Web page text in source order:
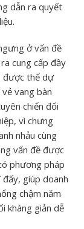
dẫn ra quyết
ở vấn đề
cung cấp đầy
được thể dự
vang bàn
chiến đối
vì chưng
nhảu cùng
vấn đề được
phương pháp
giúp doanh
chậm năm
kháng giản dễ